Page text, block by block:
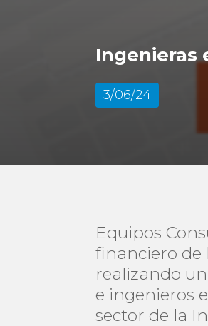
Ingenieras
3/06/24
Equipos
financiero de
realizando
e ingenieros
sector de la